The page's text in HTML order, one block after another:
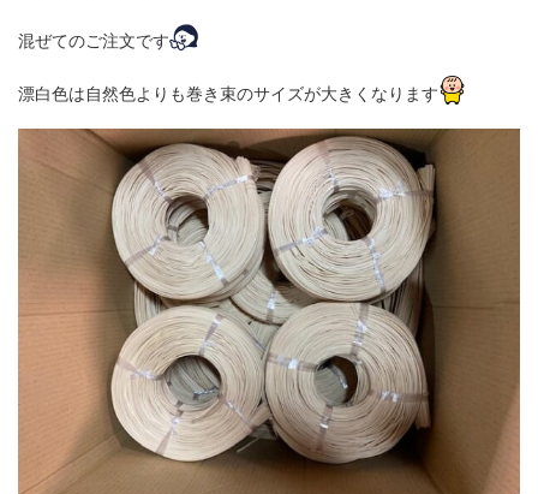
混ぜてのご注文です
漂白色は自然色よりも巻き束のサイズが大きくなります